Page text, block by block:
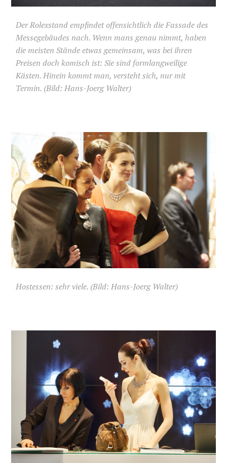
Der Rolexstand empfindet offensichtlich die Fassade des
Messegebäudes nach. Wenn mans genau nimmt, haben
die meisten Stände etwas gemeinsam, was bei ihren
Preisen doch komisch ist: Sie sind formlangweilige
Kästen. Hinein kommt man, versteht sich, nur mit
Termin. (Bild: Hans-Joerg Walter)
Hostessen: sehr viele. (Bild: Hans-Joerg Walter)